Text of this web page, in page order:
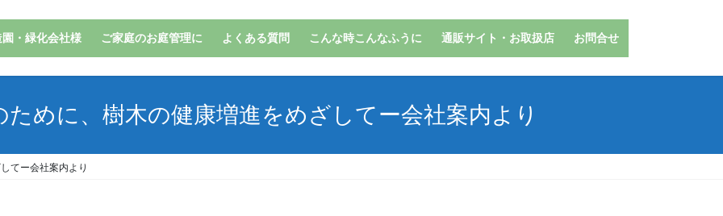
園・緑化会社様 ご家庭のお庭管理に よくある質問 こんな時こんなふうに 通販サイト・お取扱店 お問合せ
めに、樹木の健康増進をめざしてー会社案内より
てー会社案内より